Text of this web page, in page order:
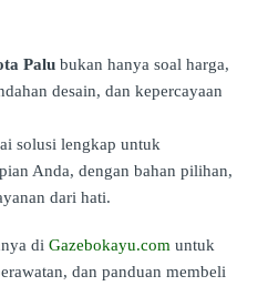
Palu bukan hanya soal harga,
desain, dan kepercayaan
solusi lengkap untuk
Anda, dengan bahan pilihan,
dari hati.
di Gazebokayu.com untuk
dan panduan membeli